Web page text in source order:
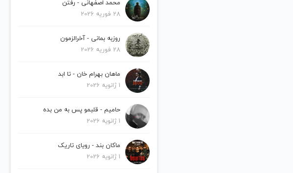
محمد اصفهانی - رفتن
28 فوریه 2026
روزبه بمانی - آخرالزمون
28 فوریه 2026
ماهان بهرام خان - تا ابد
1 ژانویه 2026
حامیم - قلبمو پس به من بده
1 ژانویه 2026
ماکان بند - رویای تاریک
1 ژانویه 2026